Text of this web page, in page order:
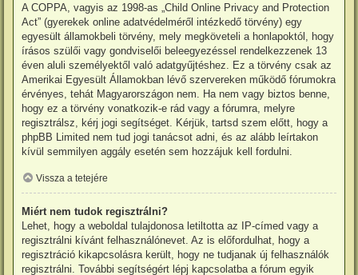
A COPPA, vagyis az 1998-as „Child Online Privacy and Protection
Act” (gyerekek online adatvédelméről intézkedő törvény) egy
egyesült államokbeli törvény, mely megköveteli a honlapoktól, hogy
írásos szülői vagy gondviselői beleegyezéssel rendelkezzenek 13
éven aluli személyektől való adatgyűjtéshez. Ez a törvény csak az
Amerikai Egyesült Államokban lévő szervereken működő fórumokra
érvényes, tehát Magyarországon nem. Ha nem vagy biztos benne,
hogy ez a törvény vonatkozik-e rád vagy a fórumra, melyre
regisztrálsz, kérj jogi segítséget. Kérjük, tartsd szem előtt, hogy a
phpBB Limited nem tud jogi tanácsot adni, és az alább leírtakon
kívül semmilyen aggály esetén sem hozzájuk kell fordulni.
Vissza a tetejére
Miért nem tudok regisztrálni?
Lehet, hogy a weboldal tulajdonosa letiltotta az IP-címed vagy a
regisztrálni kívánt felhasználónevet. Az is előfordulhat, hogy a
regisztráció kikapcsolásra került, hogy ne tudjanak új felhasználók
regisztrálni. További segítségért lépj kapcsolatba a fórum egyik